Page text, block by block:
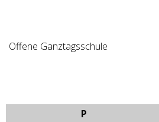
Offene Ganztagsschule
P